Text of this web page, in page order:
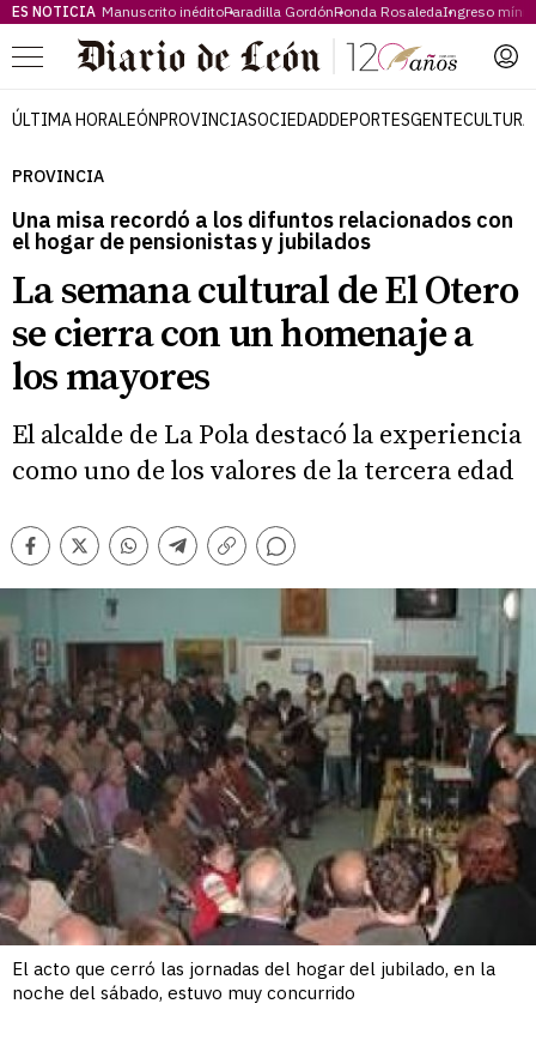
ES NOTICIA Manuscrito inéditoParadilla GordónRonda RosaledaIngreso
Menú
ÚLTIMA HORALEÓNPROVINCIASOCIEDADDEPORTESGENTECULTURA
PROVINCIA
Una misa recordó a los difuntos relacionados con
el hogar de pensionistas y jubilados
La semana cultural de El Otero
se cierra con un homenaje a
los mayores
El alcalde de La Pola destacó la experiencia
como uno de los valores de la tercera edad
Facebook
TwitterWhatsappTelegram
Copiar
Comentarios
El acto que cerró las jornadas del hogar del jubilado, en la
noche del sábado, estuvo muy concurrido